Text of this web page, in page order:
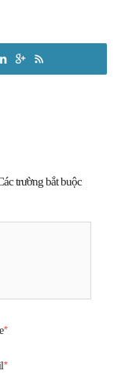
trường bắt buộc
*
*